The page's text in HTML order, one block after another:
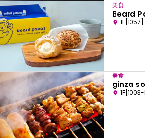
美食
Beard
1F[1057]
美食
ginza
1F[1003-